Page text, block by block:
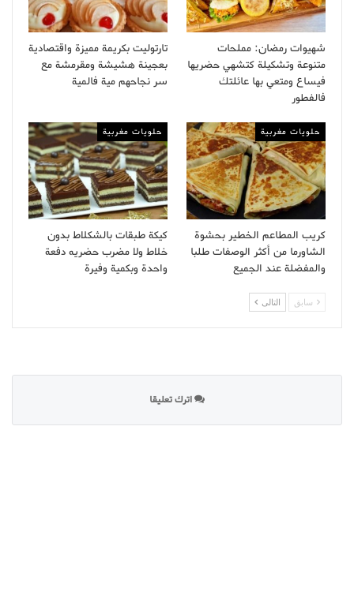
شهيوات رمضان: مملحات
متنوعة وتشكيلة كتشهي حضريها
فيساع ومتعي بها عائلتك
فالفطور
تارتوليت بكريمة مميزة واقتصادية
بعجينة هشيشة ومقرمشة مع
سر نجاحهم مية فالمية
حلويات مغربية
كريب المطاعم الخطير بحشوة
الشاورما من أكثر الوصفات طلبا
والمفضلة عند الجميع
حلويات مغربية
كيكة طبقات بالشكلاط بدون
خلاط ولا مضرب حضريه دفعة
واحدة وبكمية وفيرة
سابق التالى
اترك تعليقا